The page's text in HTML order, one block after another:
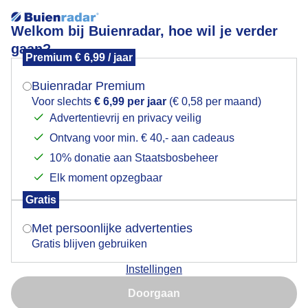
Welkom bij Buienradar, hoe wil je verder
gaan?
Premium € 6,99 / jaar
Buienradar Premium
Voor slechts € 6,99 per jaar (€ 0,58 per maand)
Advertentievrij en privacy veilig
Ontvang voor min. € 40,- aan cadeaus
10% donatie aan Staatsbosbeheer
Elk moment opzegbaar
Gratis
Met persoonlijke advertenties
Gratis blijven gebruiken
Instellingen
Doorgaan
Goed smeren in deze hitte
Door: Anita Maes-Kuppens Gemaakt: 08-06-2026, 78x bekeken
Mogen we je locatie gebruiken voor het
Indien je hier nog geen akkoord op hebt gegeven,
verschijnt er zo een pop-up uit je browser waarin
Is goed, toon de popup
Nu niet, misschien later